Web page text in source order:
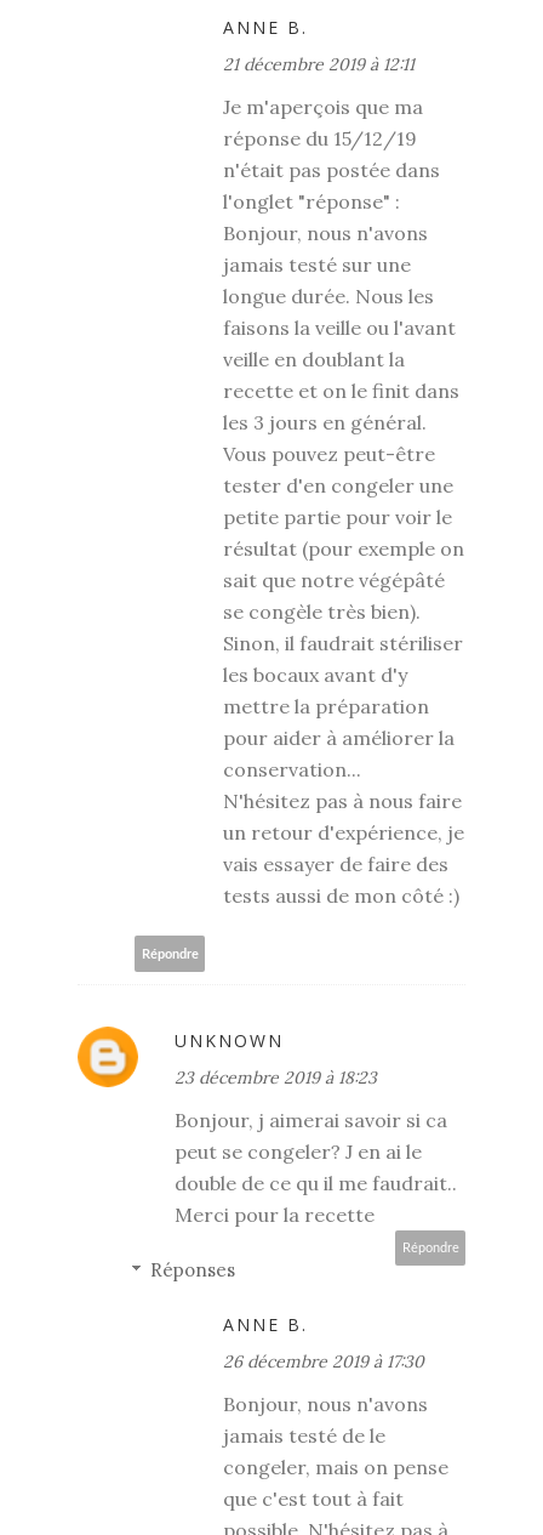
ANNE B.
21 décembre 2019 à 12:11
Je m'aperçois que ma
réponse du 15/12/19
n'était pas postée dans
l'onglet "réponse" :
Bonjour, nous n'avons
jamais testé sur une
longue durée. Nous les
faisons la veille ou l'avant
veille en doublant la
recette et on le finit dans
les 3 jours en général.
Vous pouvez peut-être
tester d'en congeler une
petite partie pour voir le
résultat (pour exemple on
sait que notre végépâté
se congèle très bien).
Sinon, il faudrait stériliser
les bocaux avant d'y
mettre la préparation
pour aider à améliorer la
conservation...
N'hésitez pas à nous faire
un retour d'expérience, je
vais essayer de faire des
tests aussi de mon côté :)
Répondre
UNKNOWN
23 décembre 2019 à 18:23
Bonjour, j aimerai savoir si ca
peut se congeler? J en ai le
double de ce qu il me faudrait..
Merci pour la recette
Répondre
Réponses
ANNE B.
26 décembre 2019 à 17:30
Bonjour, nous n'avons
jamais testé de le
congeler, mais on pense
que c'est tout à fait